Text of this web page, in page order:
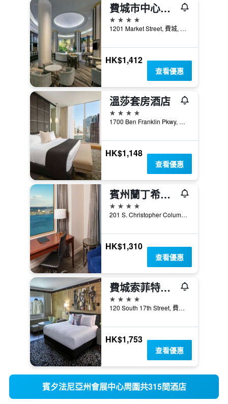
費城市中心萬豪酒店
4星級
1201 Market Street, 費城, PA, 美國
HK$1,412
查看優惠
溫莎套房酒店
4星級
1700 Ben Franklin Pkwy, 費城, PA, 美國
HK$1,148
查看優惠
賓州蘭丁希爾頓費城酒店
4星級
201 S. Christopher Columbus Blvd., 費城, PA, 美國
HK$1,310
查看優惠
費城索菲特酒店 - 費城
4星級
120 South 17th Street, 費城, PA, 美國
HK$1,753
查看優惠
賓夕法尼亞州會展中心周圍共315間酒店